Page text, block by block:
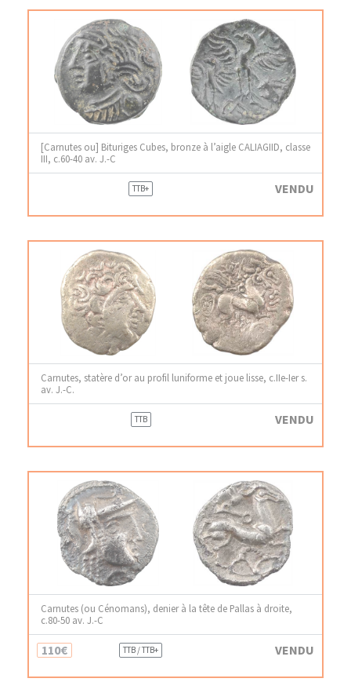
[Carnutes ou] Bituriges Cubes, bronze à l’aigle CALIAGIID, classe
III, c.60-40 av. J.-C
TTB+ VENDU
Carnutes, statère d’or au profil luniforme et joue lisse, c.IIe-Ier s.
av. J.-C.
TTB VENDU
Carnutes (ou Cénomans), denier à la tête de Pallas à droite,
c.80-50 av. J.-C
110€ TTB / TTB+ VENDU